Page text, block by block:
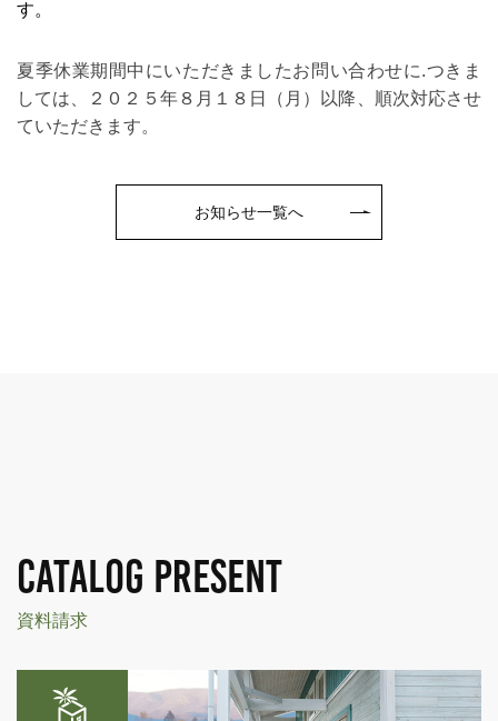
す。
夏季休業期間中にいただきましたお問い合わせに.つきま
しては、２０２５年８月１８日（月）以降、順次対応させ
ていただきます。
お知らせ一覧へ
CATALOG PRESENT
資料請求